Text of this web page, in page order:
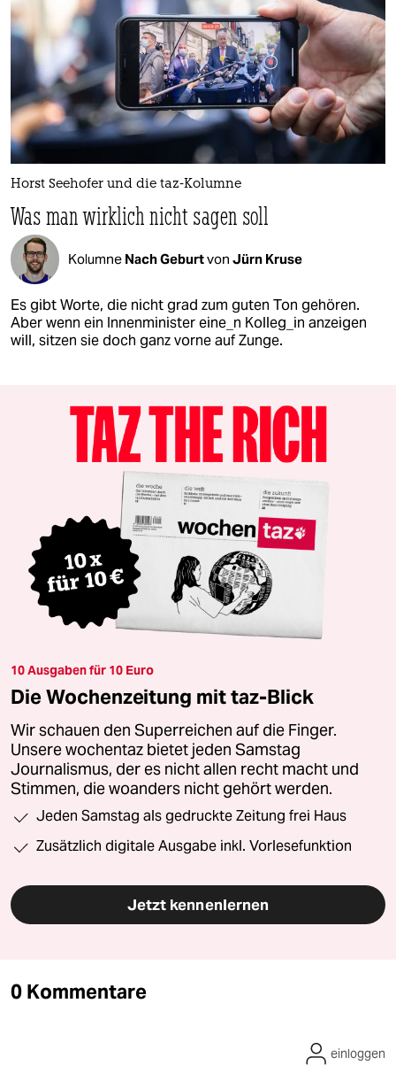
Horst Seehofer und die taz-Kolumne
Was man wirklich nicht sagen soll
Kolumne Nach Geburtvon Jürn Kruse
Es gibt Worte, die nicht grad zum guten Ton gehören.
Aber wenn ein Innenminister eine_n Kolleg_in anzeigen
will, sitzen sie doch ganz vorne auf Zunge.
10 Ausgaben für 10 Euro
Die Wochenzeitung mit taz-Blick
Wir schauen den Superreichen auf die Finger.
Unsere wochentaz bietet jeden Samstag
Journalismus, der es nicht allen recht macht und
Stimmen, die woanders nicht gehört werden.
Jeden Samstag als gedruckte Zeitung frei Haus
Zusätzlich digitale Ausgabe inkl. Vorlesefunktion
Jetzt kennenlernen
0 Kommentare
einloggen